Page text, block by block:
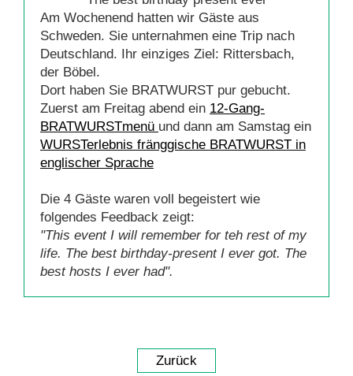
Am Wochenend hatten wir Gäste aus
Schweden. Sie unternahmen eine Trip nach
Deutschland. Ihr einziges Ziel: Rittersbach,
der Böbel.
Dort haben Sie BRATWURST pur gebucht.
Zuerst am Freitag abend ein 12-Gang-
BRATWURSTmenü und dann am Samstag ein
WURSTerlebnis fränggische BRATWURST in
englischer Sprache
Die 4 Gäste waren voll begeistert wie
folgendes Feedback zeigt:
"This event I will remember for teh rest of my
life. The best birthday-present I ever got. The
best hosts I ever had".
Zurück